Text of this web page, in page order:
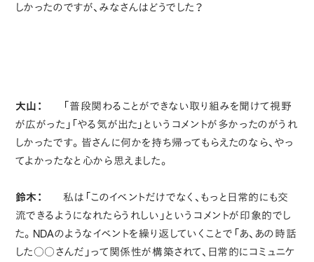
しかったのですが、みなさんはどうでした？
大山：
「普段関わることができない取り組みを聞けて視野
が広がった」「やる気が出た」というコメントが多かったのがうれ
しかったです。皆さんに何かを持ち帰ってもらえたのなら、やっ
てよかったなと心から思えました。
鈴木：
私は「このイベントだけでなく、もっと日常的にも交
流できるようになれたらうれしい」というコメントが印象的でし
た。NDAのようなイベントを繰り返していくことで「あ、あの時話
した○○さんだ」って関係性が構築されて、日常的にコミュニケ